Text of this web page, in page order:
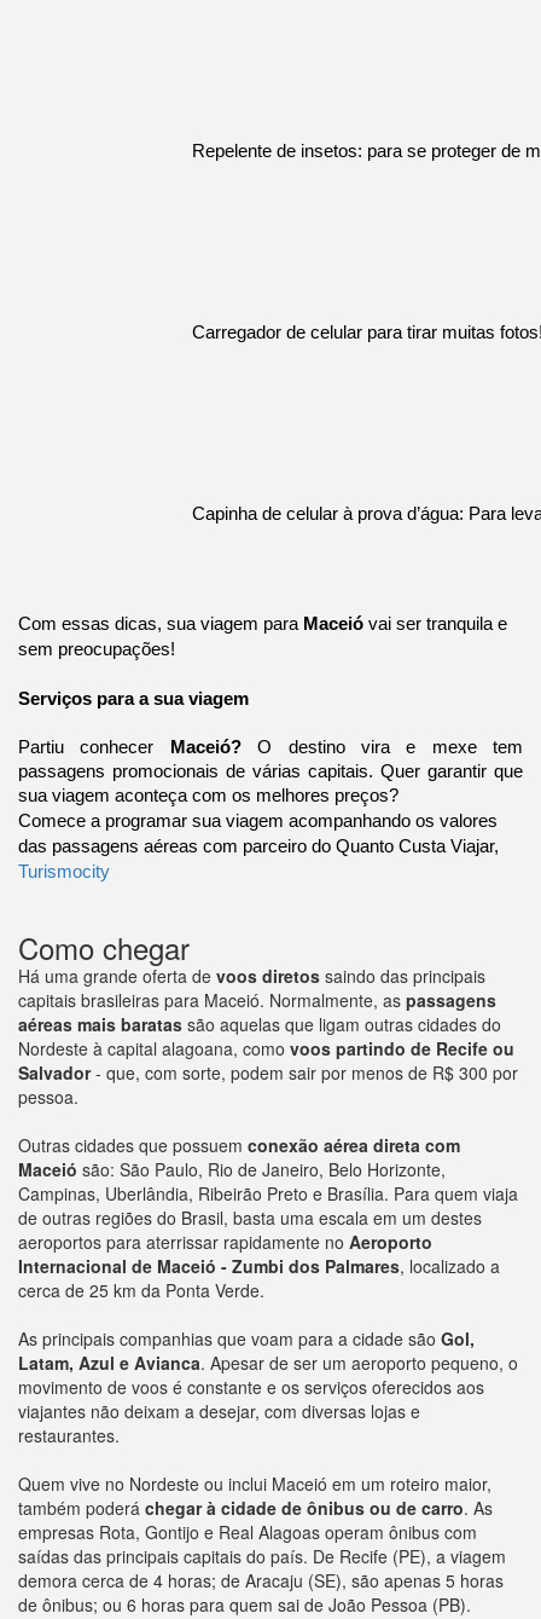
Repelente de insetos: para se proteger de
Carregador de celular para tirar muitas
Capinha de celular à prova d’água: Para
Com essas dicas, sua viagem para Maceió vai ser tranquila e
sem preocupações!
Serviços para a sua viagem
Partiu conhecer Maceió?O destino vira e mexe tem
passagens promocionais de várias capitais. Quer garantir que
sua viagem aconteça com os melhores preços?
Comece a programar sua viagem acompanhando os valores
das passagens aéreas com parceiro do Quanto Custa Viajar,
Turismocity
Como chegar
Há uma grande oferta de voos diretos saindo das principais
capitais brasileiras para Maceió. Normalmente, as passagens
aéreas mais baratas são aquelas que ligam outras cidades do
Nordeste à capital alagoana, como voos partindo de Recife ou
Salvador- que, com sorte, podem sair por menos de R$ 300 por
pessoa.
Outras cidades que possuem conexão aérea direta com
Maceió são: São Paulo, Rio de Janeiro, Belo Horizonte,
Campinas, Uberlândia, Ribeirão Preto e Brasília. Para quem viaja
de outras regiões do Brasil, basta uma escala em um destes
aeroportos para aterrissar rapidamente no Aeroporto
Internacional de Maceió - Zumbi dos Palmares, localizado a
cerca de 25 km da Ponta Verde.
As principais companhias que voam para a cidade são Gol,
Latam, Azul e Avianca. Apesar de ser um aeroporto pequeno, o
movimento de voos é constante e os serviços oferecidos aos
viajantes não deixam a desejar, com diversas lojas e
restaurantes.
Quem vive no Nordeste ou inclui Maceió em um roteiro maior,
também poderá chegar à cidade de ônibus ou de carro. As
empresas Rota, Gontijo e Real Alagoas operam ônibus com
saídas das principais capitais do país. De Recife (PE), a viagem
demora cerca de 4 horas; de Aracaju (SE), são apenas 5 horas
de ônibus; ou 6 horas para quem sai de João Pessoa (PB).